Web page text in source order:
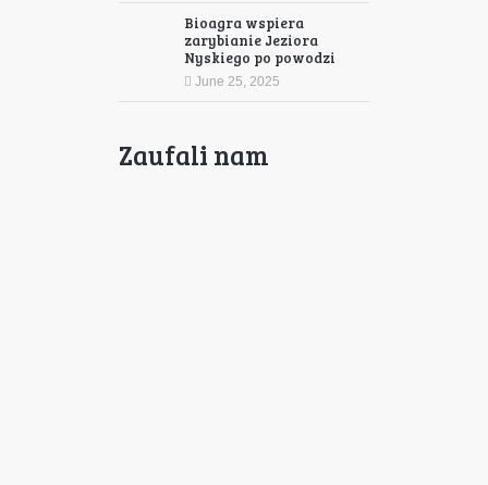
Bioagra wspiera
zarybianie Jeziora
Nyskiego po powodzi
June 25, 2025
Zaufali nam